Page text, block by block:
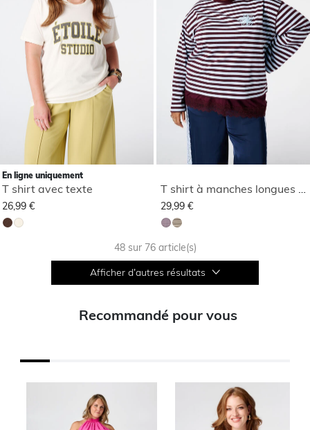
En ligne uniquement
T shirt avec texte
26,99 € 29,99 €
48 sur 76 article(s)
Afficher d’autres résultats
Recommandé pour vous